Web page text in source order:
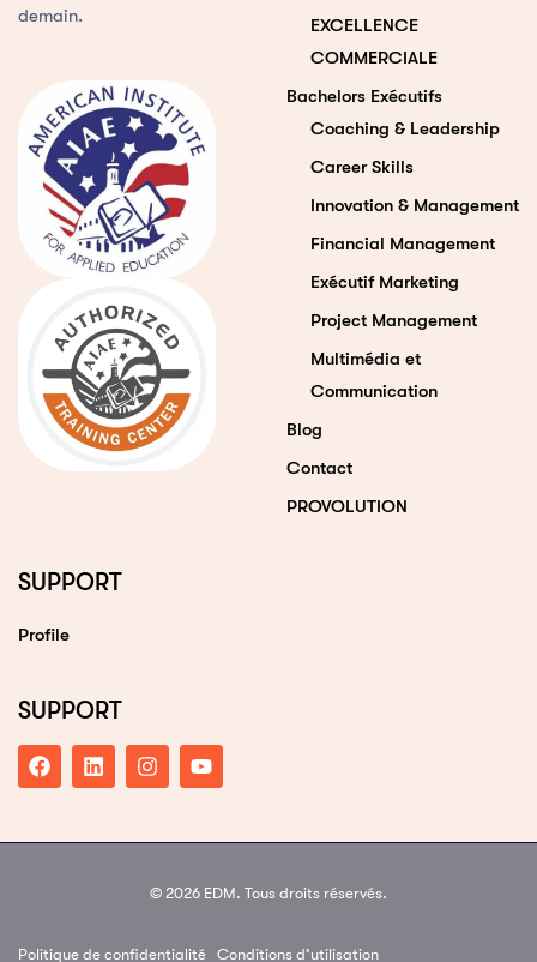
demain.
EXCELLENCE
COMMERCIALE
Bachelors Exécutifs
Coaching & Leadership
Career Skills
Innovation & Management
Financial Management
Exécutif Marketing
Project Management
Multimédia et
Communication
Blog
Contact
PROVOLUTION
SUPPORT
Profile
SUPPORT
© 2026 EDM. Tous droits réservés.
Politique de confidentialité Conditions d’utilisation